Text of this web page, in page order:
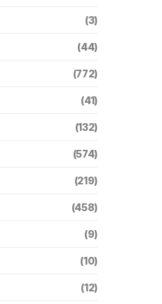
(3)
(44)
(772)
(41)
(132)
(574)
(219)
(458)
(9)
(10)
(12)